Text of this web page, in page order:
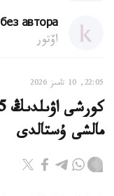
без автора
اۆتور
22:05, 10 تامىز 2026
مالشى ۇستالدى